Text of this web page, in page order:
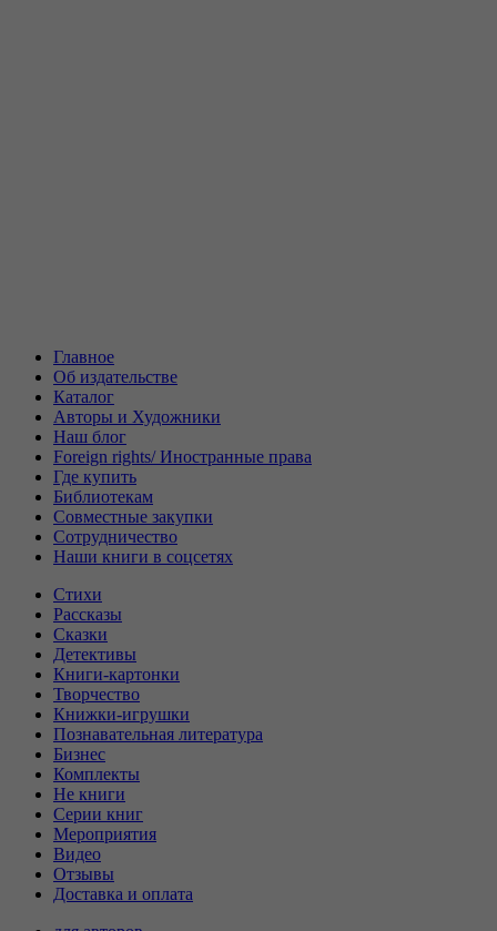
Главное
Об издательстве
Каталог
Авторы и Художники
Наш блог
Foreign rights/ Иностранные права
Где купить
Библиотекам
Совместные закупки
Сотрудничество
Наши книги в соцсетях
Стихи
Рассказы
Сказки
Детективы
Книги-картонки
Творчество
Книжки-игрушки
Познавательная литература
Бизнес
Комплекты
Не книги
Серии книг
Мероприятия
Видео
Отзывы
Доставка и оплата